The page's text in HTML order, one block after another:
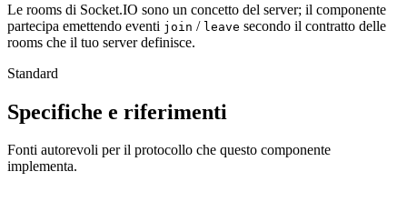
Le rooms di Socket.IO sono un concetto del server; il componente
partecipa emettendo eventi join / leave secondo il contratto delle
rooms che il tuo server definisce.
Standard
Specifiche e riferimenti
Fonti autorevoli per il protocollo che questo componente
implementa.